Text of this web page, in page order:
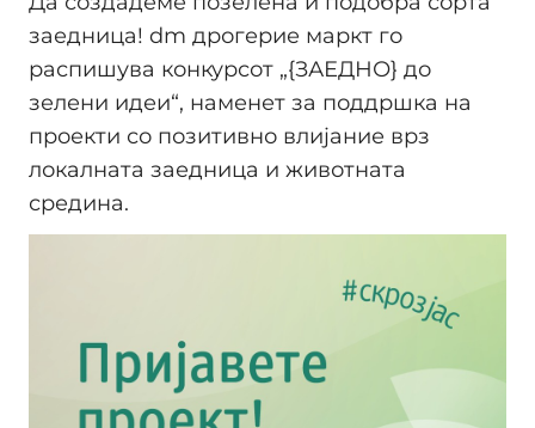
заедница! dm дрогерие маркт го
распишува конкурсот „{ЗАЕДНО} до
зелени идеи“, наменет за поддршка на
проекти со позитивно влијание врз
локалната заедница и животната
средина.